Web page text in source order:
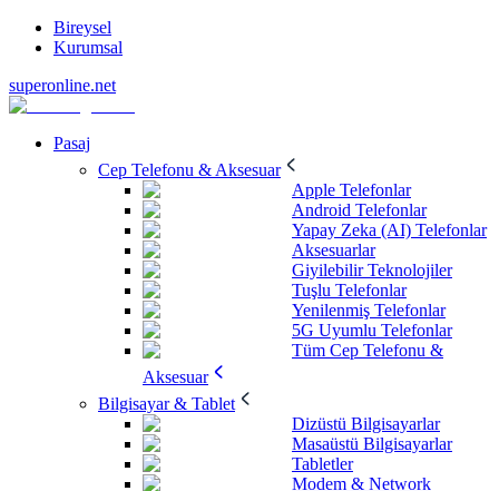
Bireysel
Kurumsal
superonline.net
Pasaj
Cep Telefonu & Aksesuar
Apple Telefonlar
Android Telefonlar
Yapay Zeka (AI) Telefonlar
Aksesuarlar
Giyilebilir Teknolojiler
Tuşlu Telefonlar
Yenilenmiş Telefonlar
5G Uyumlu Telefonlar
Tüm Cep Telefonu &
Aksesuar
Bilgisayar & Tablet
Dizüstü Bilgisayarlar
Masaüstü Bilgisayarlar
Tabletler
Modem & Network